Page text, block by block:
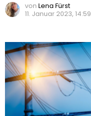
von Lena Fürst
11. Januar 2023, 14:59